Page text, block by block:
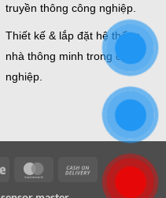
truyền thông công nghiệp.
Thiết kế & lắp đặt hệ thống
nhà thông minh trong công
nghiệp.
Stripe MasterCardCash
On